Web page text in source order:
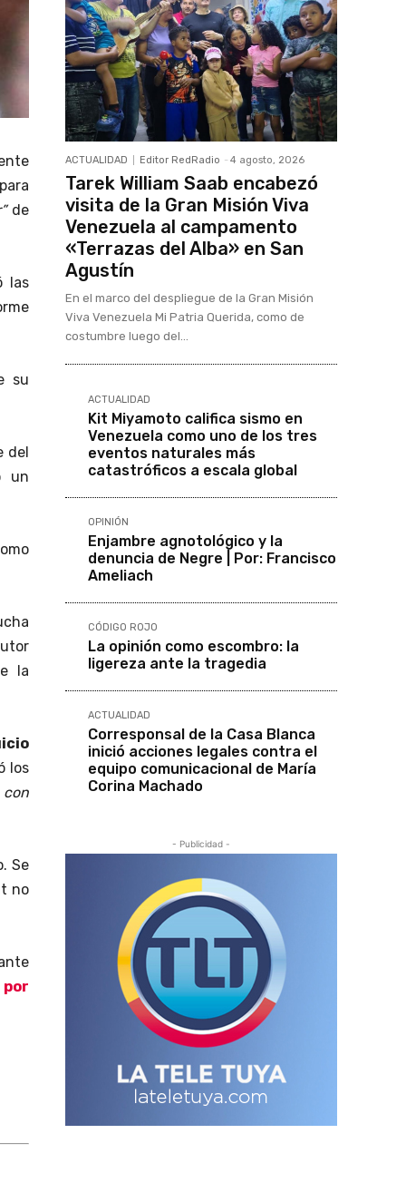
de
las
su
del
un
la
los
con
Se
no
ACTUALIDAD Editor RedRadio - 4 agosto, 2026
Tarek William Saab encabezó
visita de la Gran Misión Viva
Venezuela al campamento
«Terrazas del Alba» en San
Agustín
En el marco del despliegue de la Gran Misión
Viva Venezuela Mi Patria Querida, como de
costumbre luego del...
ACTUALIDAD
Kit Miyamoto califica sismo en
Venezuela como uno de los tres
eventos naturales más
catastróficos a escala global
OPINIÓN
Enjambre agnotológico y la
denuncia de Negre | Por: Francisco
Ameliach
CÓDIGO ROJO
La opinión como escombro: la
ligereza ante la tragedia
ACTUALIDAD
Corresponsal de la Casa Blanca
inició acciones legales contra el
equipo comunicacional de María
Corina Machado
- Publicidad -